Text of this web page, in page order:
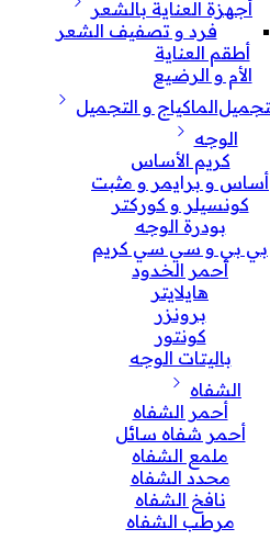
أجهزة العناية بالشعر
فرد و تصفيف الشعر
أطقم العناية
الأم و الرضيع
الماكياج و التجميل
الوجه
كريم الأساس
أساس و برايمر و مثبت
كونسيلر و كوركتر
بودرة الوجه
بي بي و سي سي كريم
أحمر الخدود
هايلايتر
برونزر
كونتور
باليتات الوجه
الشفاه
أحمر الشفاه
أحمر شفاه سائل
ملمع الشفاه
محدد الشفاه
نافخ الشفاه
مرطب الشفاه